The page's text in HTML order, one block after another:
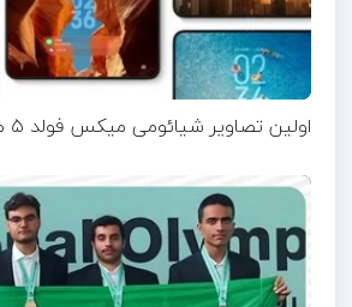
اولین تصاویر شیائومی میکس فولد ۵ منتشر شد